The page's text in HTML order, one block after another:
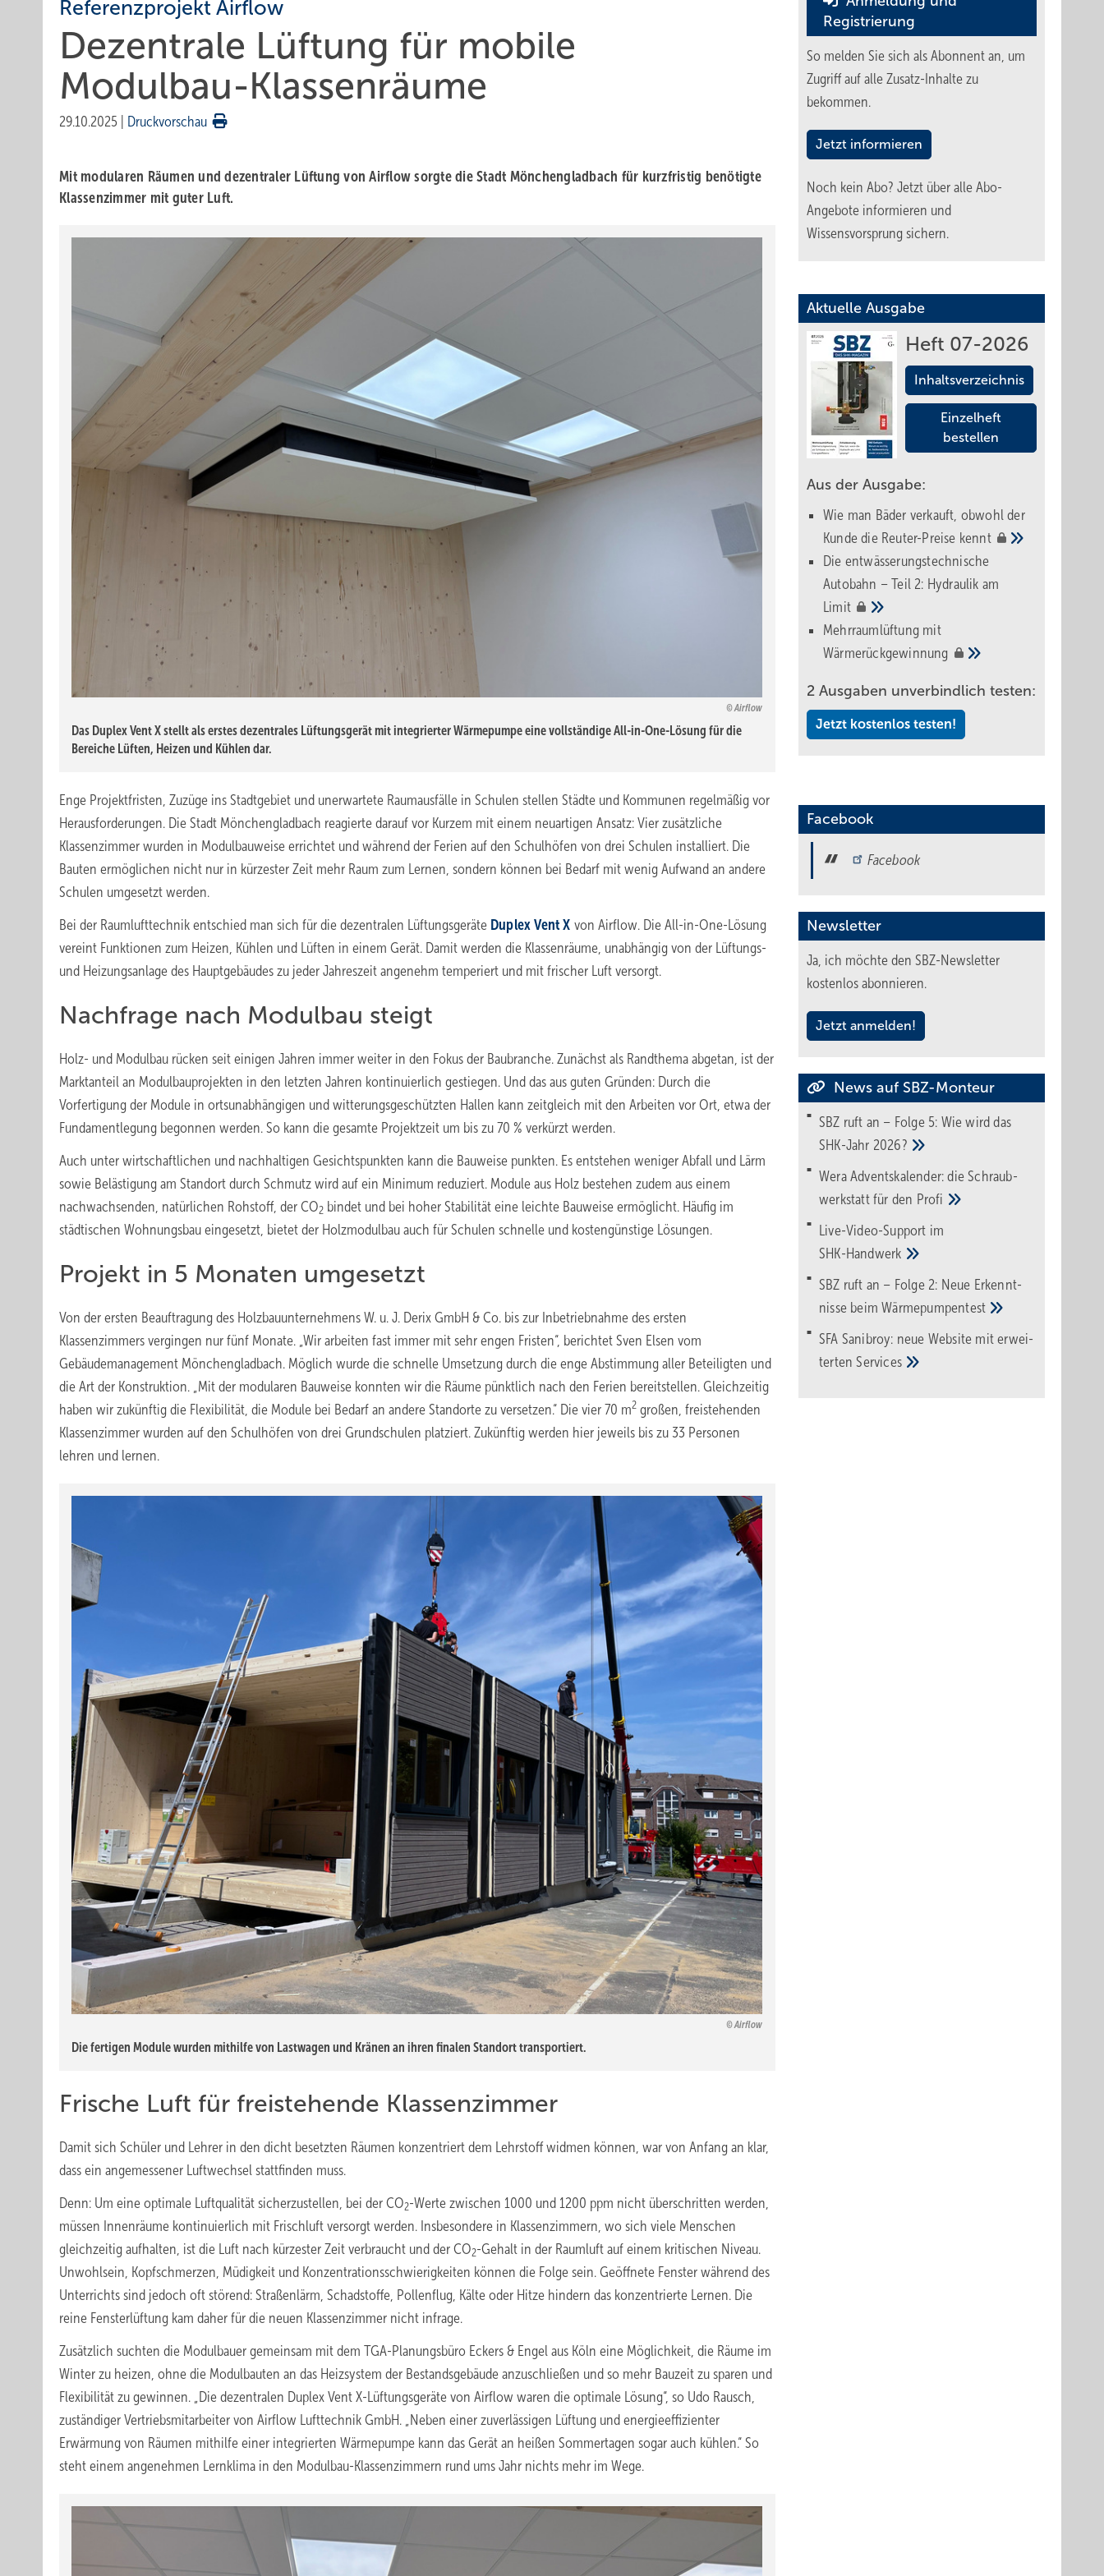
Referenzprojekt Airflow
Dezentrale Lüftung für mobile
Modulbau-Klassenräume
29.10.2025 Druckvorschau
Mit modu­laren Räu­men und dezent­raler Lüf­tung von Airflow sorgte die Stadt Mönchen­glad­bach für kurz­fristig benö­tigte
Klassen­zimmer mit guter Luft.
Airflow
Das Duplex Vent X stellt als erstes dezentrales Lüftungsgerät mit integrierter Wärmepumpe eine vollständige All-in-One-Lösung für die
Bereiche Lüften, Heizen und Kühlen dar.
Enge Projektfristen, Zuzüge ins Stadtgebiet und unerwartete Raumausfälle in Schulen stellen Städte und Kommunen regelmäßig vor
Herausforderungen. Die Stadt Mönchengladbach reagierte darauf vor Kurzem mit einem neuartigen Ansatz: Vier zusätzliche
Klassenzimmer wurden in Modulbauweise errichtet und während der Ferien auf den Schulhöfen von drei Schulen installiert. Die
Bauten ermöglichen nicht nur in kürzester Zeit mehr Raum zum Lernen, sondern können bei Bedarf mit wenig Aufwand an andere
Schulen umgesetzt werden.
Bei der Raumlufttechnik entschied man sich für die dezentralen Lüftungsgeräte Duplex Vent X von Airflow. Die All-in-One-Lösung
vereint Funktionen zum Heizen, Kühlen und Lüften in einem Gerät. Damit werden die Klassenräume, unabhängig von der Lüftungs-
und Heizungsanlage des Hauptgebäudes zu jeder Jahreszeit angenehm temperiert und mit frischer Luft versorgt.
Nachfrage nach Modulbau steigt
Holz- und Modulbau rücken seit einigen Jahren immer weiter in den Fokus der Baubranche. Zunächst als Randthema abgetan, ist der
Marktanteil an Modulbauprojekten in den letzten Jahren kontinuierlich gestiegen. Und das aus guten Gründen: Durch die
Vorfertigung der Module in ortsunabhängigen und witterungsgeschützten Hallen kann zeitgleich mit den Arbeiten vor Ort, etwa der
Fundamentlegung begonnen werden. So kann die gesamte Projektzeit um bis zu 70 % verkürzt werden.
Auch unter wirtschaftlichen und nachhaltigen Gesichtspunkten kann die Bauweise punkten. Es entstehen weniger Abfall und Lärm
sowie Belästigung am Standort durch Schmutz wird auf ein Minimum reduziert. Module aus Holz bestehen zudem aus einem
nachwachsenden, natürlichen Rohstoff, der CO2 bindet und bei hoher Stabilität eine leichte Bauweise ermöglicht. Häufig im
städtischen Wohnungsbau eingesetzt, bietet der Holzmodulbau auch für Schulen schnelle und kostengünstige Lösungen.
Projekt in 5 Monaten umgesetzt
Von der ersten Beauftragung des Holzbauunternehmens W. u. J. Derix GmbH & Co. bis zur Inbetriebnahme des ersten
Klassenzimmers vergingen nur fünf Monate. „Wir arbeiten fast immer mit sehr engen Fristen“, berichtet Sven Elsen vom
Gebäudemanagement Mönchengladbach. Möglich wurde die schnelle Umsetzung durch die enge Abstimmung aller Beteiligten und
die Art der Konstruktion. „Mit der modularen Bauweise konnten wir die Räume pünktlich nach den Ferien bereitstellen. Gleichzeitig
haben wir zukünftig die Flexibilität, die Module bei Bedarf an andere Standorte zu versetzen.“ Die vier 70 m2 großen, freistehenden
Klassenzimmer wurden auf den Schulhöfen von drei Grundschulen platziert. Zukünftig werden hier jeweils bis zu 33 Personen
lehren und lernen.
Airflow
Die fertigen Module wurden mithilfe von Lastwagen und Kränen an ihren finalen Standort transportiert.
Frische Luft für freistehende Klassenzimmer
Damit sich Schüler und Lehrer in den dicht besetzten Räumen konzentriert dem Lehrstoff widmen können, war von Anfang an klar,
dass ein angemessener Luftwechsel stattfinden muss.
Denn: Um eine optimale Luftqualität sicherzustellen, bei der CO2-Werte zwischen 1000 und 1200 ppm nicht überschritten werden,
müssen Innenräume kontinuierlich mit Frischluft versorgt werden. Insbesondere in Klassenzimmern, wo sich viele Menschen
gleichzeitig aufhalten, ist die Luft nach kürzester Zeit verbraucht und der CO2-Gehalt in der Raumluft auf einem kritischen Niveau.
Unwohlsein, Kopfschmerzen, Müdigkeit und Konzentrationsschwierigkeiten können die Folge sein. Geöffnete Fenster während des
Unterrichts sind jedoch oft störend: Straßenlärm, Schadstoffe, Pollenflug, Kälte oder Hitze hindern das konzentrierte Lernen. Die
reine Fensterlüftung kam daher für die neuen Klassenzimmer nicht infrage.
Zusätzlich suchten die Modulbauer gemeinsam mit dem TGA-Planungsbüro Eckers & Engel aus Köln eine Möglichkeit, die Räume im
Winter zu heizen, ohne die Modulbauten an das Heizsystem der Bestandsgebäude anzuschließen und so mehr Bauzeit zu sparen und
Flexibilität zu gewinnen. „Die dezentralen Duplex Vent X-Lüftungsgeräte von Airflow waren die optimale Lösung“, so Udo Rausch,
zuständiger Vertriebsmitarbeiter von Airflow Lufttechnik GmbH. „Neben einer zuverlässigen Lüftung und energieeffizienter
Erwärmung von Räumen mithilfe einer integrierten Wärmepumpe kann das Gerät an heißen Sommertagen sogar auch kühlen.“ So
steht einem angenehmen Lernklima in den Modulbau-Klassenzimmern rund ums Jahr nichts mehr im Wege.
Registrierung
So melden Sie sich als Abonnent an, um
Zugriff auf alle Zusatz-Inhalte zu
bekommen.
Jetzt informieren
Noch kein Abo? Jetzt über alle Abo-
Angebote informieren und
Wissensvorsprung sichern.
Aktuelle Ausgabe
Heft 07-2026
Inhaltsverzeichnis
Einzelheft
bestellen
Aus der Ausgabe:
Wie man Bäder verkauft, obwohl der
Kunde die Reuter-Preise kennt
Die entwässerungstechnische
Autobahn – Teil 2: Hydraulik am
Limit
Mehrraumlüftung mit
Wärmerückgewinnung
2 Ausgaben unverbindlich testen:
Jetzt kostenlos testen!
Facebook
Facebook
Newsletter
Ja, ich möchte den SBZ-Newsletter
kostenlos abonnieren.
Jetzt anmelden!
News auf SBZ-Monteur
SBZ ruft an – Folge 5: Wie wird das
SHK-Jahr 2026?
Wera Adventskalender: die Schraub­
werk­statt für den Pro­fi
Live-Video-Support im
SHK-Handwerk
SBZ ruft an – Folge 2: Neue Erkennt­
nisse beimWärme­pumpen­test
SFA Sanibroy: neue Web­site mit erwei­
tertenServices